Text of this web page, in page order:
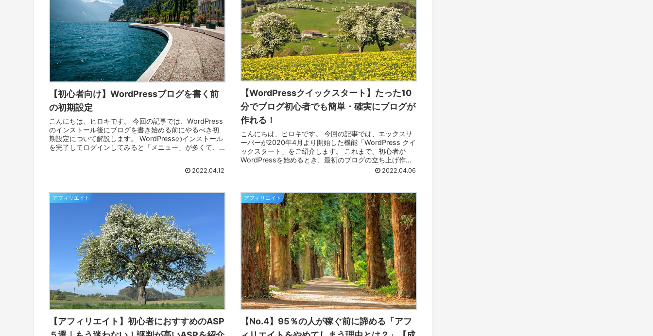
【初心者向け】WordPressブログを書く前
の初期設定
こんにちは、ヒロキです。 今回の記事では、WordPress
のインストール後にブログを書き始める前にやるべき初
期設定について解説します。 WordPressのインストール
を完了してログインしてみると「メニュー」が多くて、
2022.04.12
【WordPressクイックスタート】たった10
分でブログ初心者でも簡単・確実にブログが
作れる！
こんにちは、ヒロキです。 今回の記事では、エックスサ
ーバーが2020年4月より開始した機能「WordPress クイ
ックスタート」をご紹介します。 これまで、初心者が
WordPressを始めるとき、最初のブログの立ち上げ作業
2022.04.06
アフィリエイト
【アフィリエイト】初心者におすすめのASP
アフィリエイト
【No.4】95％の人が稼ぐ前に諦める「アフ